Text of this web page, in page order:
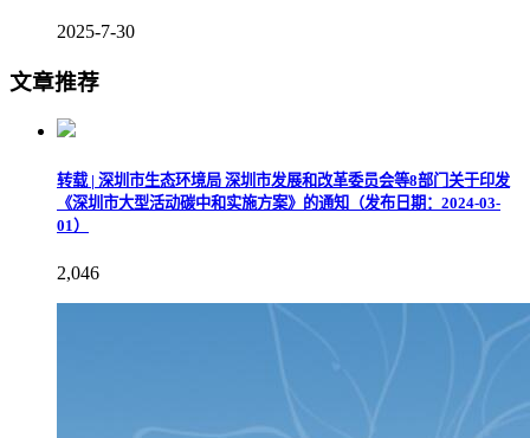
2025-7-30
文章推荐
转载 | 深圳市生态环境局 深圳市发展和改革委员会等8部门关于印发
《深圳市大型活动碳中和实施方案》的通知（发布日期：2024-03-
01）
2,046